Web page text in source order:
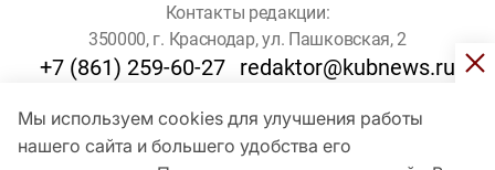
Мы используем cookies для улучшения работы
нашего сайта и большего удобства его
Контакты редакции:
350000, г. Краснодар, ул. Пашковская, 2
+7 (861) 259-60-27 redaktor@kubnews.ru
Для пользователей старше 16 лет